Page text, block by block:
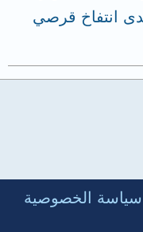
انتفاخ قرصي
سياسة الخصوصية